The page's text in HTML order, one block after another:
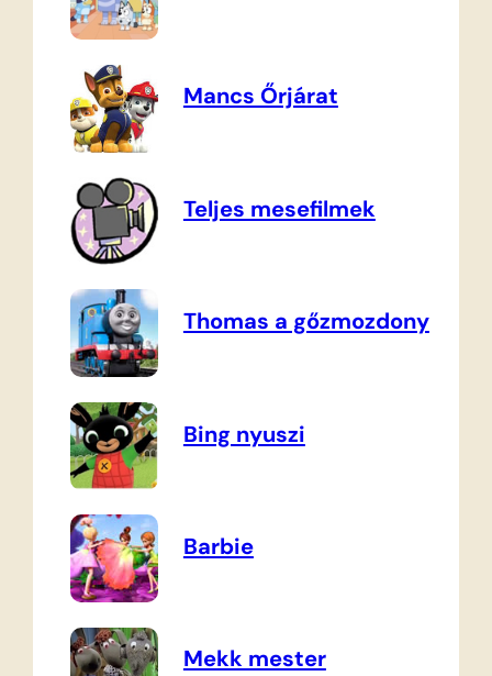
Mancs Őrjárat
Teljes mesefilmek
Thomas a gőzmozdony
Bing nyuszi
Barbie
Mekk mester